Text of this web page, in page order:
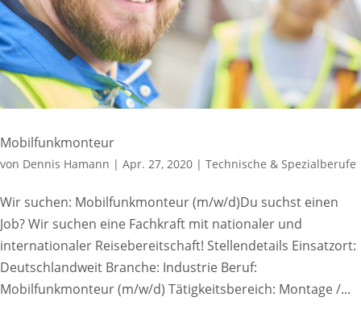
Mobilfunkmonteur
von Dennis Hamann | Apr. 27, 2020 | Technische & Spezialberufe
Wir suchen: Mobilfunkmonteur (m/w/d)Du suchst einen
Job? Wir suchen eine Fachkraft mit nationaler und
internationaler Reisebereitschaft! Stellendetails Einsatzort:
Deutschlandweit Branche: Industrie Beruf:
Mobilfunkmonteur (m/w/d) Tätigkeitsbereich: Montage /...